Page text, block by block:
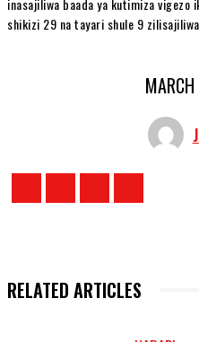
inasajiliwa baada ya kutimiza vigezo
shikizi 29 na tayari shule 9
RELATED ARTICLES